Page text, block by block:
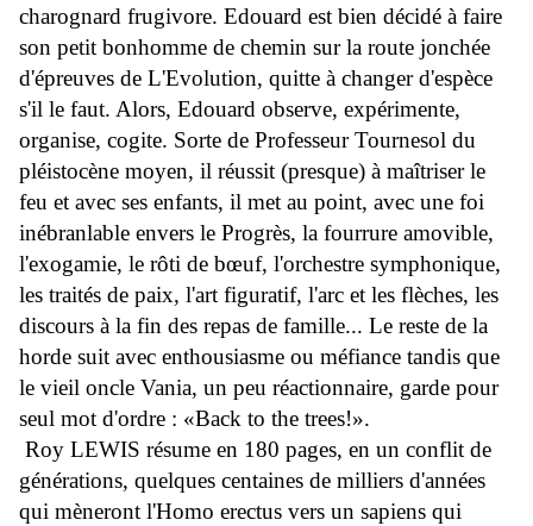
charognard frugivore. Edouard est bien décidé à faire
son petit bonhomme de chemin sur la route jonchée
d'épreuves de L'Evolution, quitte à changer d'espèce
s'il le faut. Alors, Edouard observe, expérimente,
organise, cogite. Sorte de Professeur Tournesol du
pléistocène moyen, il réussit (presque) à maîtriser le
feu et avec ses enfants, il met au point, avec une foi
inébranlable envers le Progrès, la fourrure amovible,
l'exogamie, le rôti de bœuf, l'orchestre symphonique,
les traités de paix, l'art figuratif, l'arc et les flèches, les
discours à la fin des repas de famille... Le reste de la
horde suit avec enthousiasme ou méfiance tandis que
le vieil oncle Vania, un peu réactionnaire, garde pour
seul mot d'ordre : «Back to the trees!».
Roy LEWIS résume en 180 pages, en un conflit de
générations, quelques centaines de milliers d'années
qui mèneront l'Homo erectus vers un sapiens qui